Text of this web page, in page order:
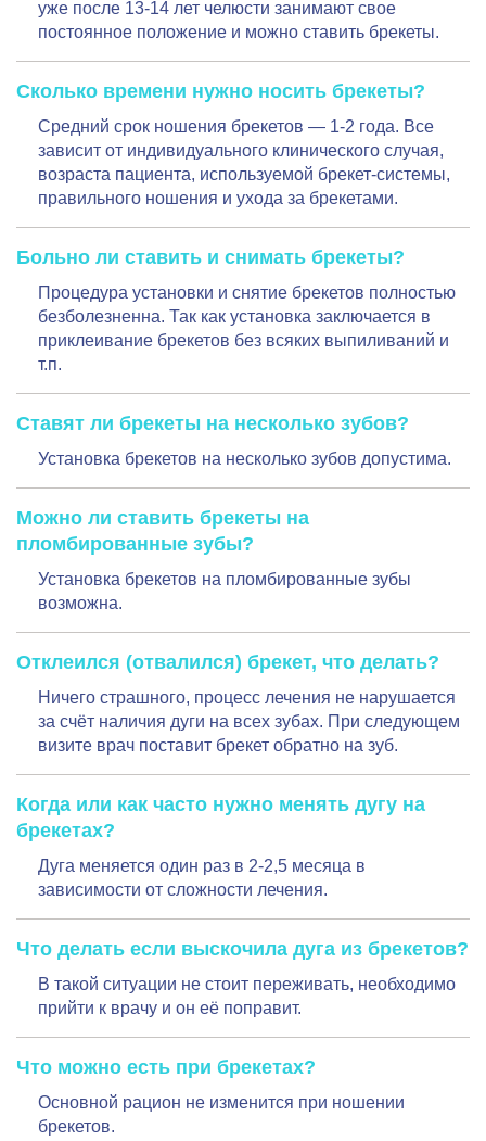
уже после 13-14 лет челюсти занимают свое
постоянное положение и можно ставить брекеты.
Сколько времени нужно носить брекеты?
Средний срок ношения брекетов — 1-2 года. Все
зависит от индивидуального клинического случая,
возраста пациента, используемой брекет-системы,
правильного ношения и ухода за брекетами.
Больно ли ставить и снимать брекеты?
Процедура установки и снятие брекетов полностью
безболезненна. Так как установка заключается в
приклеивание брекетов без всяких выпиливаний и
т.п.
Ставят ли брекеты на несколько зубов?
Установка брекетов на несколько зубов допустима.
Можно ли ставить брекеты на
пломбированные зубы?
Установка брекетов на пломбированные зубы
возможна.
Отклеился (отвалился) брекет, что делать?
Ничего страшного, процесс лечения не нарушается
за счёт наличия дуги на всех зубах. При следующем
визите врач поставит брекет обратно на зуб.
Когда или как часто нужно менять дугу на
брекетах?
Дуга меняется один раз в 2-2,5 месяца в
зависимости от сложности лечения.
Что делать если выскочила дуга из брекетов?
В такой ситуации не стоит переживать, необходимо
прийти к врачу и он её поправит.
Что можно есть при брекетах?
Основной рацион не изменится при ношении
брекетов.